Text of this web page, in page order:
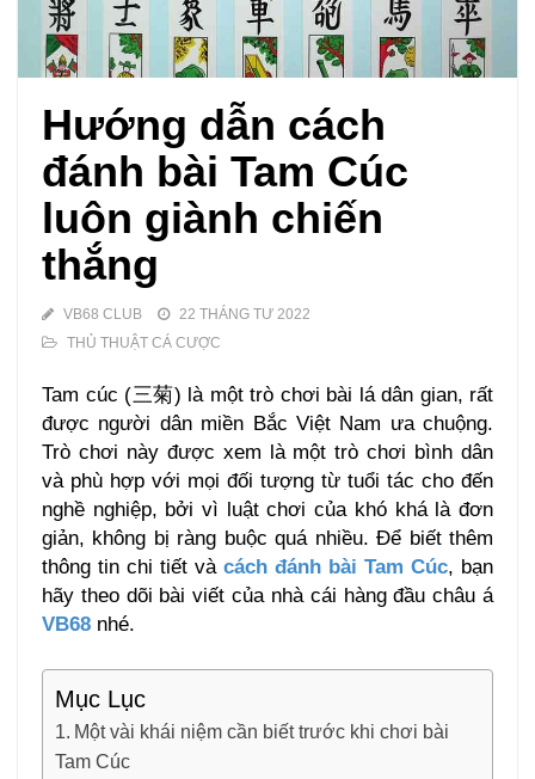
Hướng dẫn cách
đánh bài Tam Cúc
luôn giành chiến
thắng
VB68 CLUB
22 THÁNG TƯ 2022
THỦ THUẬT CÁ CƯỢC
Tam cúc (三菊) là một trò chơi bài lá dân gian, rất
được người dân miền Bắc Việt Nam ưa chuộng.
Trò chơi này được xem là một trò chơi bình dân
và phù hợp với mọi đối tượng từ tuổi tác cho đến
nghề nghiệp, bởi vì luật chơi của khó khá là đơn
giản, không bị ràng buộc quá nhiều. Để biết thêm
thông tin chi tiết và cách đánh bài Tam Cúc, bạn
hãy theo dõi bài viết của nhà cái hàng đầu châu á
VB68 nhé.
Mục Lục
Một vài khái niệm cần biết trước khi chơi bài
Tam Cúc